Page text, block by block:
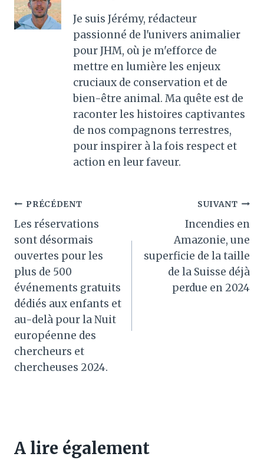
Je suis Jérémy, rédacteur
passionné de l'univers animalier
pour JHM, où je m'efforce de
mettre en lumière les enjeux
cruciaux de conservation et de
bien-être animal. Ma quête est de
raconter les histoires captivantes
de nos compagnons terrestres,
pour inspirer à la fois respect et
action en leur faveur.
Navigation
de
l’article
PRÉCÉDENT
Les réservations
sont désormais
ouvertes pour les
plus de 500
événements gratuits
dédiés aux enfants et
au-delà pour la Nuit
européenne des
chercheurs et
chercheuses 2024.
SUIVANT
Incendies en
Amazonie, une
superficie de la taille
de la Suisse déjà
perdue en 2024
A lire également